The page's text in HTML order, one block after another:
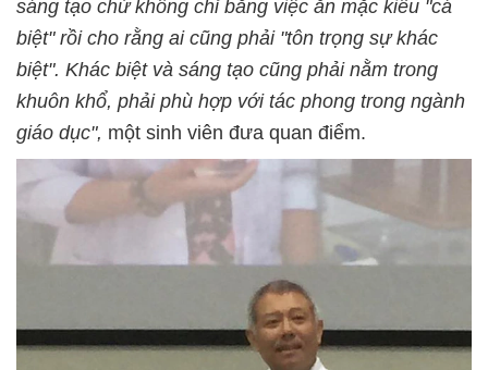
sáng tạo chứ không chỉ bằng việc ăn mặc kiểu "cá
biệt" rồi cho rằng ai cũng phải "tôn trọng sự khác
biệt". Khác biệt và sáng tạo cũng phải nằm trong
khuôn khổ, phải phù hợp với tác phong trong ngành
giáo dục", một sinh viên đưa quan điểm.